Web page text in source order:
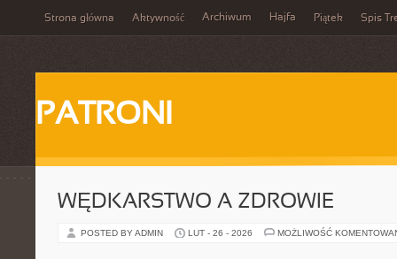
Strona główna Aktywność Archiwum Hajfa Piątek Spis
PATRONI
WĘDKARSTWO A ZDROWIE
POSTED BY ADMIN LUT - 26 - 2026 MOŻLIWOŚĆ